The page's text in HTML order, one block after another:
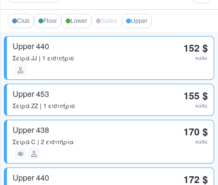
Club Floor Lower Suites Upper
Upper 440
ΣειράJJ 1 εισιτήριο
152 $
κάθε
Upper 453
ΣειράZZ 1 εισιτήριο
155 $
κάθε
Upper 438
ΣειράC 2 εισιτήρια
170 $
κάθε
Upper 440 172 $